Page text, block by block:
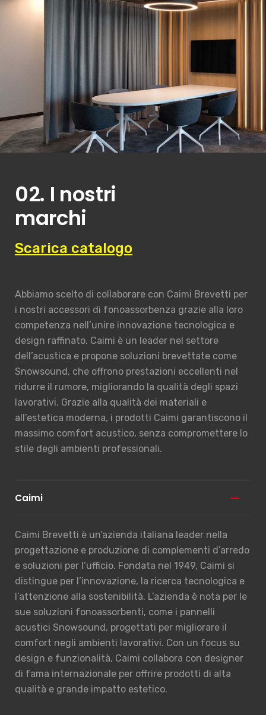
02. I nostri
marchi
Scarica catalogo
Abbiamo scelto di collaborare con Caimi Brevetti per
i nostri accessori di fonoassorbenza grazie alla loro
competenza nell’unire innovazione tecnologica e
design raffinato. Caimi è un leader nel settore
dell’acustica e propone soluzioni brevettate come
Snowsound, che offrono prestazioni eccellenti nel
ridurre il rumore, migliorando la qualità degli spazi
lavorativi. Grazie alla qualità dei materiali e
all’estetica moderna, i prodotti Caimi garantiscono il
massimo comfort acustico, senza compromettere lo
stile degli ambienti professionali.
Caimi
Caimi Brevetti è un’azienda italiana leader nella
progettazione e produzione di complementi d’arredo
e soluzioni per l’ufficio. Fondata nel 1949, Caimi si
distingue per l’innovazione, la ricerca tecnologica e
l’attenzione alla sostenibilità. L’azienda è nota per le
sue soluzioni fonoassorbenti, come i pannelli
acustici Snowsound, progettati per migliorare il
comfort negli ambienti lavorativi. Con un focus su
design e funzionalità, Caimi collabora con designer
di fama internazionale per offrire prodotti di alta
qualità e grande impatto estetico.